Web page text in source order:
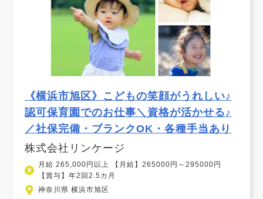
《横浜市旭区》こどもの笑顔がうれしい♪
認可保育園でのお仕事＼資格が活かせる♪
／社保完備・ブランクOK・各種手当あり
株式会社リンケージ
月給 265,000円以上 【月給】265000円～295000円
【賞与】年2回2.5カ月
神奈川県 横浜市旭区